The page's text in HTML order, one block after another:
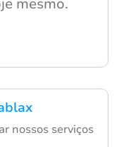
nossos serviços